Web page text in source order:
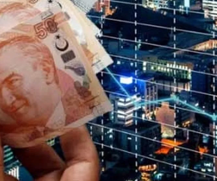
haber” açıklaması
Valisine tepki gösterdi
3’ü Çocuk 7 Kişi Yaralandı
paniği